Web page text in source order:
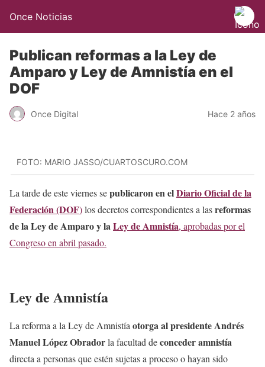
Once Noticias
Publican reformas a la Ley de
Amparo y Ley de Amnistía en el
DOF
Once Digital Hace 2 años
FOTO: MARIO JASSO/CUARTOSCURO.COM
La tarde de este viernes sepublicaron en elDiario Oficial de la
Federación (DOF)los decretos correspondientes a lasreformas
de la Ley de Amparo y laLey de Amnistía, aprobadas por el
Congreso en abril pasado.
Ley de Amnistía
La reforma a la Ley de Amnistía otorga al presidente Andrés
Manuel López Obradorla facultad deconceder amnistía
directa a personas que estén sujetas a proceso o hayan sido